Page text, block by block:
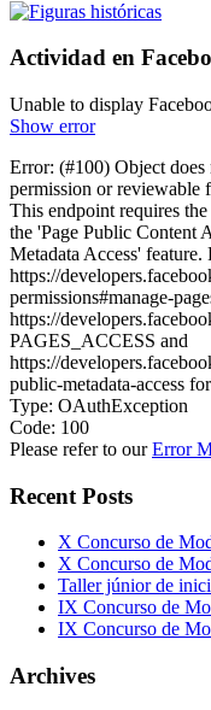
Actividad en
Unable to display
Show error
Error: (#100) Object does
permission or reviewable
This endpoint requires
the 'Page Public Content
Metadata Access' feature.
https://
permissions#manage-
https://
PAGES_ACCESS and
https://
public-metadata-access
Type: OAuthException
Code: 100
Please refer to ourError
Recent Posts
X Concurso de
X Concurso de
Taller júnior de
IX Concurso de
IX Concurso de
Archives